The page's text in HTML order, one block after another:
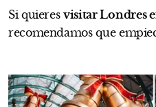
Si quieresvisitar Londres
recomendamos que